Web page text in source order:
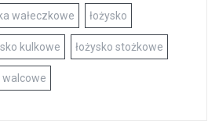
wałeczkowe łożysko
kulkowe łożysko stożkowe
walcowe